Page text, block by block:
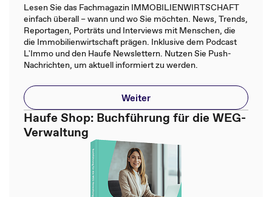
Lesen Sie das Fachmagazin IMMOBILIENWIRTSCHAFT
einfach überall – wann und wo Sie möchten. News, Trends,
Reportagen, Porträts und Interviews mit Menschen, die
die Immobilienwirtschaft prägen. Inklusive dem Podcast
L'Immo und den Haufe Newslettern. Nutzen Sie Push-
Nachrichten, um aktuell informiert zu werden.
Weiter
Haufe Shop: Buchführung für die WEG-
Verwaltung